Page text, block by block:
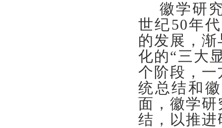
徽学研究
世纪50年
的发展，
化的“三大
个阶段，
统总结和
面，徽学
结，以推